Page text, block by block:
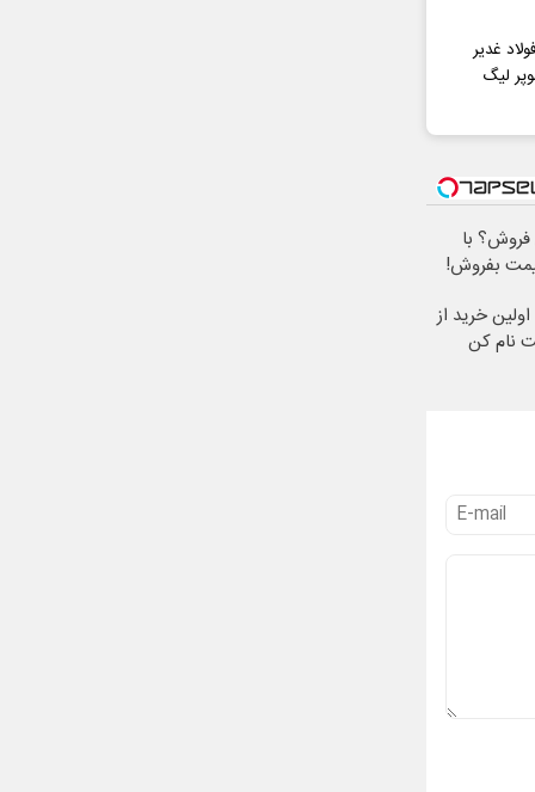
غدیر
لیگ
فروش؟ با
بفروش!
با اولین خرید از
نام کن